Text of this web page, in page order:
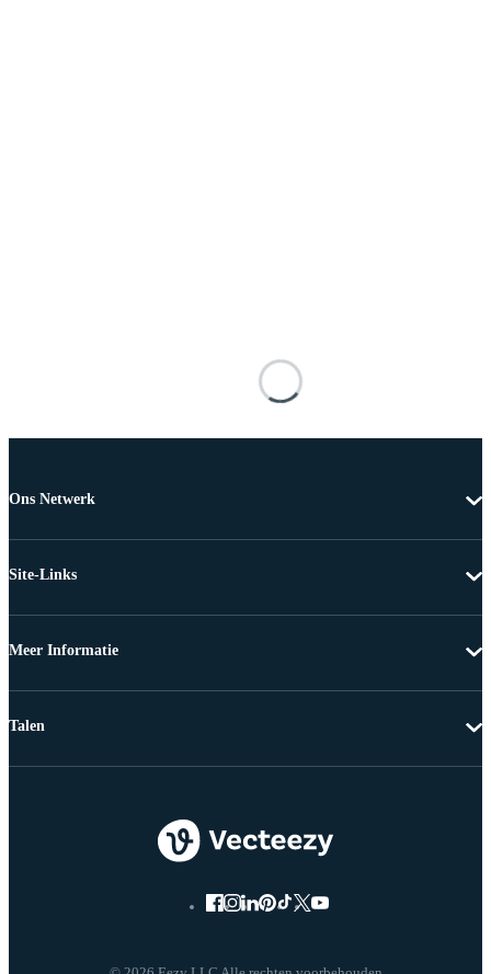
Ons Netwerk
Site-Links
Meer Informatie
Talen